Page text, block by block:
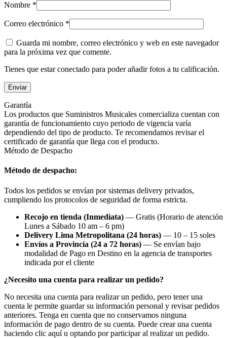
Nombre *
Correo electrónico *
Guarda mi nombre, correo electrónico y web en este navegador
para la próxima vez que comente.
Tienes que estar conectado para poder añadir fotos a tu calificación.
Garantía
Los productos que Suministros Musicales comercializa cuentan con
garantía de funcionamiento cuyo periodo de vigencia varía
dependiendo del tipo de producto. Te recomendamos revisar el
certificado de garantía que llega con el producto.
Método de Despacho
Método de despacho:
Todos los pedidos se envían por sistemas delivery privados,
cumpliendo los protocolos de seguridad de forma estricta.
Recojo en tienda (Inmediata) — Gratis (Horario de atención
Lunes a Sábado 10 am – 6 pm)
Delivery Lima Metropolitana (24 horas) — 10 – 15 soles
Envíos a Provincia (24 a 72 horas) — Se envían bajo
modalidad de Pago en Destino en la agencia de transportes
indicada por el cliente
¿Necesito una cuenta para realizar un pedido?
No necesita una cuenta para realizar un pedido, pero tener una
cuenta le permite guardar su información personal y revisar pedidos
anteriores. Tenga en cuenta que no conservamos ninguna
información de pago dentro de su cuenta. Puede crear una cuenta
haciendo clic aquí u optando por participar al realizar un pedido.